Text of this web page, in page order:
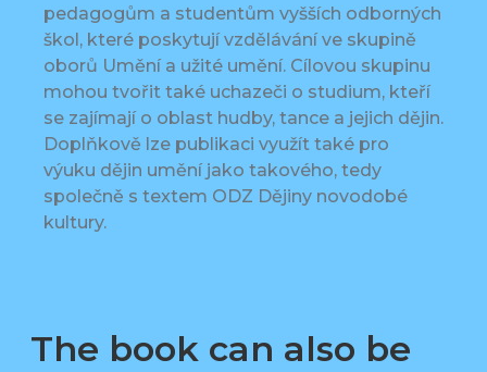
pedagogům a studentům vyšších odborných
škol, které poskytují vzdělávání ve skupině
oborů Umění a užité umění. Cílovou skupinu
mohou tvořit také uchazeči o studium, kteří
se zajímají o oblast hudby, tance a jejich dějin.
Doplňkově lze publikaci využít také pro
výuku dějin umění jako takového, tedy
společně s textem ODZ Dějiny novodobé
kultury.
The book can also be